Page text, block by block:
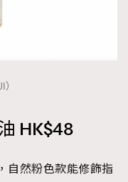
HK$48
自然粉色款能修飾指